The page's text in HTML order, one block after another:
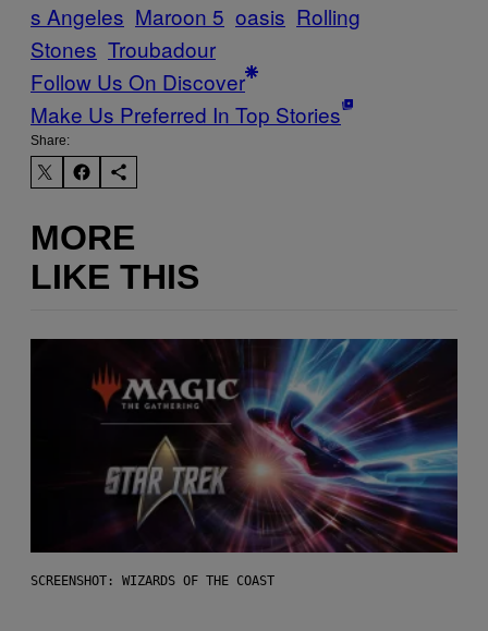
s Angeles Maroon 5 oasis Rolling
Stones Troubadour
Follow Us On Discover
Make Us Preferred In Top Stories
Share:
MORE
LIKE THIS
SCREENSHOT: WIZARDS OF THE COAST